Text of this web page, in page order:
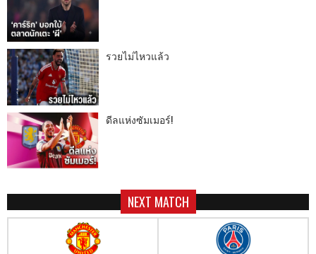
รวยไม่ไหวแล้ว
ดีลแห่งซัมเมอร์!
NEXT MATCH